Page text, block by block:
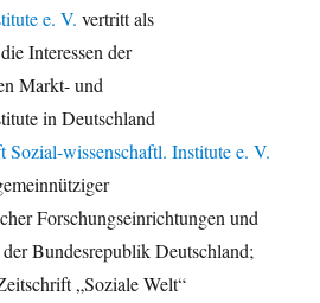
e. V. vertritt als
Interessen der
Markt- und
in Deutschland
Sozial-wissenschaftl. Institute e. V.
Forschungseinrichtungen und
Bundesrepublik Deutschland;
„Soziale Welt“